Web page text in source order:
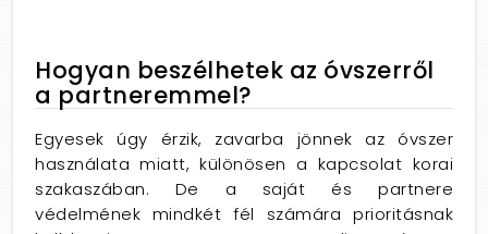
Hogyan beszélhetek az óvszerről
a partneremmel?
Egyesek úgy érzik, zavarba jönnek az óvszer
használata miatt, különösen a kapcsolat korai
szakaszában. De a saját és partnere
védelmének mindkét fél számára prioritásnak